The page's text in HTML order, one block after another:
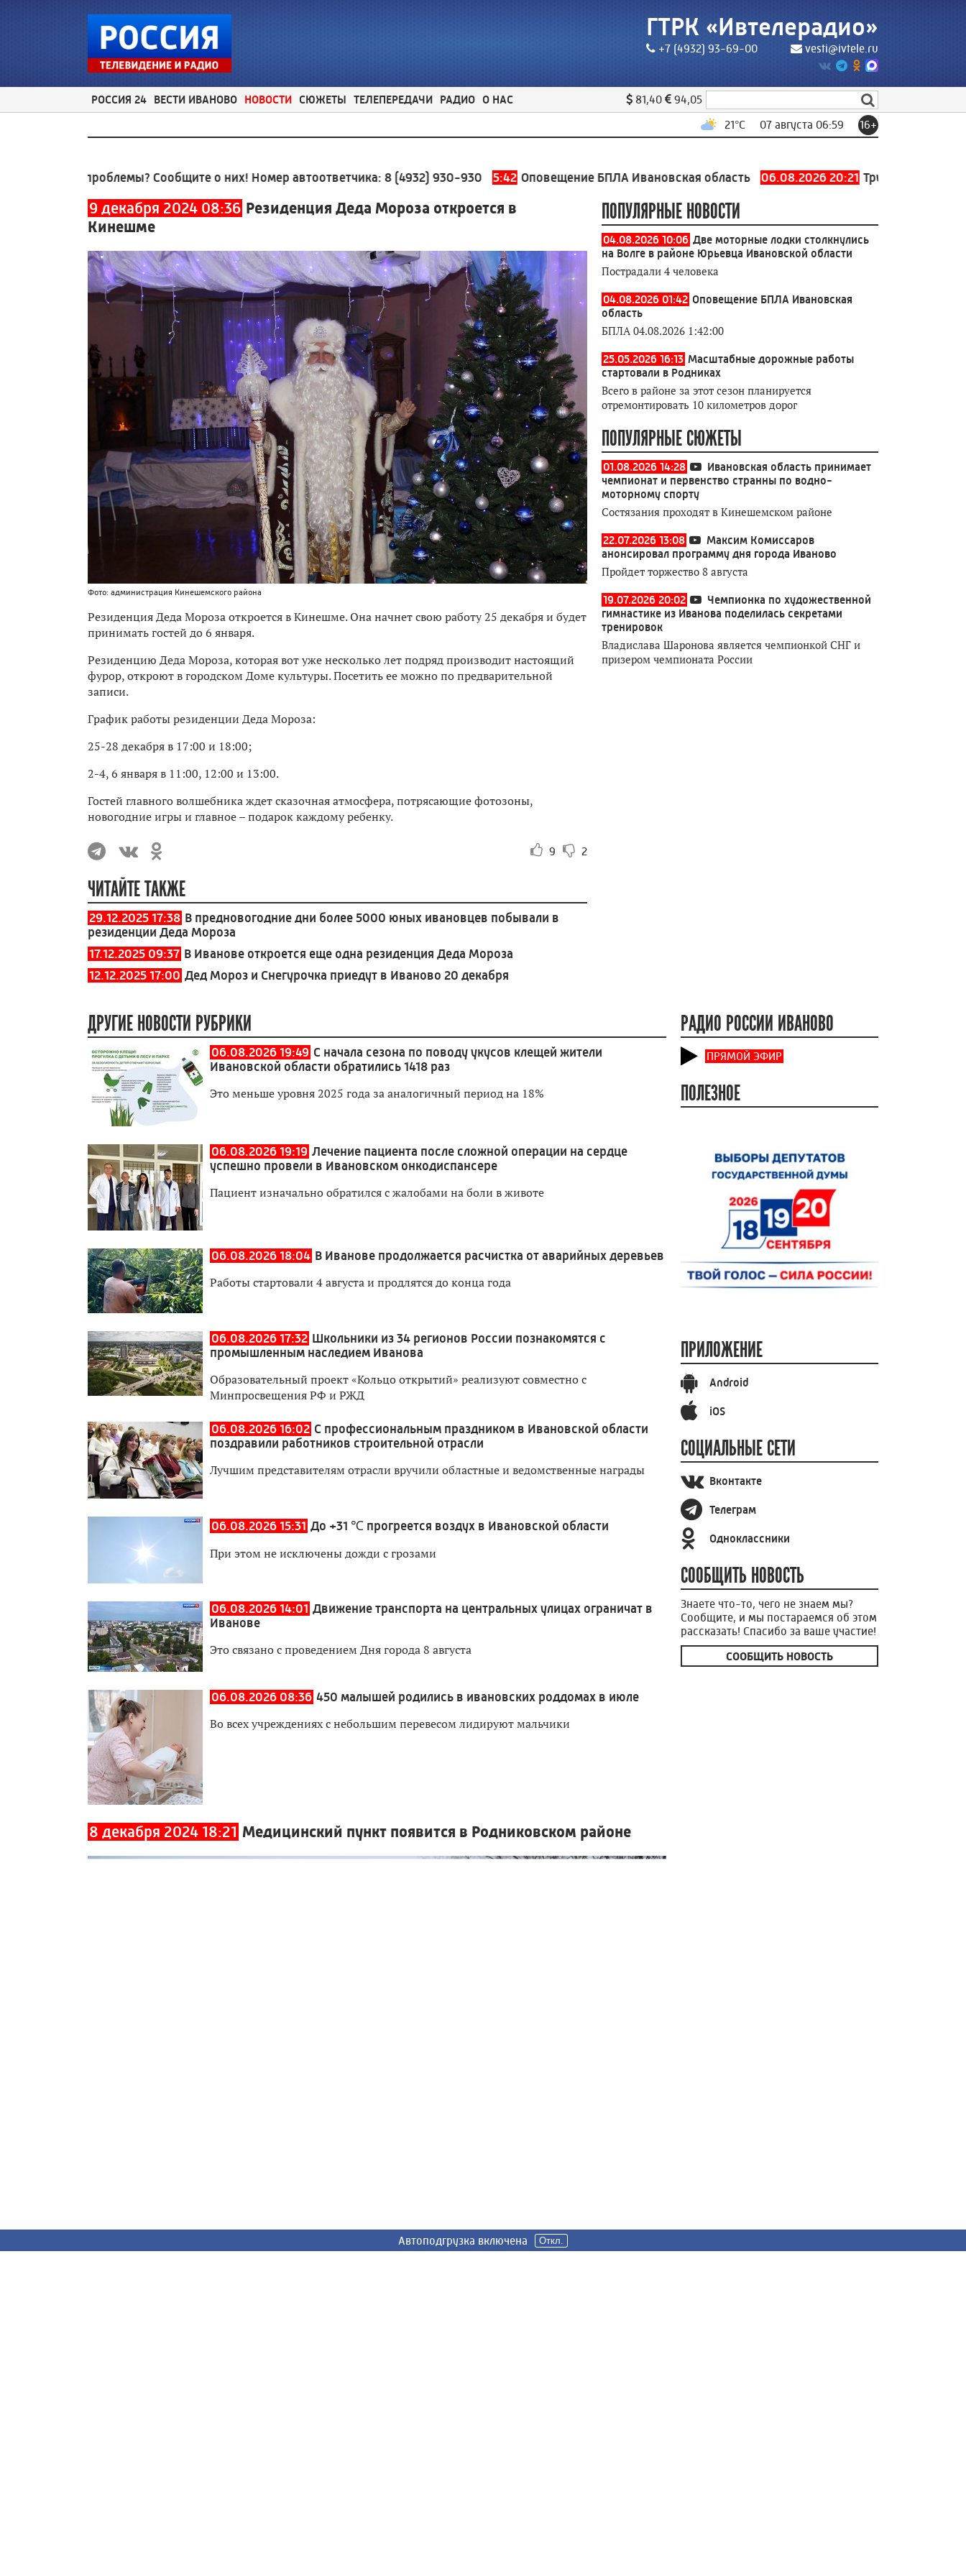
ГТРК «Ивтелерадио»
+7 (4932) 93-69-00 vesti@ivtele.ru
РОССИЯ 24 ВЕСТИ ИВАНОВО НОВОСТИ СЮЖЕТЫ ТЕЛЕПЕРЕДАЧИ РАДИО О НАС 81,40
94,05
21°C 07 августа 06:59 16+
проблемы? Сообщите о них! Номер автоответчика:8 (4932) 930-930 5:42 Оповещение БПЛА Ивановская область 06.08.2026 20:21 Трубопровод холодного
9 декабря 2024 08:36 Резиденция Деда Мороза откроется в
Кинешме
Фото: администрация Кинешемского района
Резиденция Деда Мороза откроется в Кинешме. Она начнет свою работу 25 декабря и будет
принимать гостей до 6 января.
Резиденцию Деда Мороза, которая вот уже несколько лет подряд производит настоящий
фурор, откроют в городском Доме культуры. Посетить ее можно по предварительной
записи.
График работы резиденции Деда Мороза:
25-28 декабря в 17:00 и 18:00;
2-4, 6 января в 11:00, 12:00 и 13:00.
Гостей главного волшебника ждет сказочная атмосфера, потрясающие фотозоны,
новогодние игры и главное – подарок каждому ребенку.
9 2
ЧИТАЙТЕ ТАКЖЕ
29.12.2025 17:38 В предновогодние дни более 5000 юных ивановцев побывали в
резиденции Деда Мороза
17.12.2025 09:37 В Иванове откроется еще одна резиденция Деда Мороза
12.12.2025 17:00 Дед Мороз и Снегурочка приедут в Иваново 20 декабря
ПОПУЛЯРНЫЕ НОВОСТИ
04.08.2026 10:06 Две моторные лодки столкнулись
на Волге в районе Юрьевца Ивановской области
Пострадали 4 человека
04.08.2026 01:42 Оповещение БПЛА Ивановская
область
БПЛА 04.08.2026 1:42:00
25.05.2026 16:13 Масштабные дорожные работы
стартовали в Родниках
Всего в районе за этот сезон планируется
отремонтировать 10 километров дорог
ПОПУЛЯРНЫЕ СЮЖЕТЫ
01.08.2026 14:28
Ивановская область принимает
чемпионат и первенство странны по водно-
моторному спорту
Состязания проходят в Кинешемском районе
22.07.2026 13:08
Максим Комиссаров
анонсировал программу дня города Иваново
Пройдет торжество 8 августа
19.07.2026 20:02
Чемпионка по художественной
гимнастике из Иванова поделилась секретами
тренировок
Владислава Шаронова является чемпионкой СНГ и
призером чемпионата России
ДРУГИЕ НОВОСТИ РУБРИКИ
06.08.2026 19:49 С начала сезона по поводу укусов клещей жители
Ивановской области обратились 1418 раз
Это меньше уровня 2025 года за аналогичный период на 18%
06.08.2026 19:19 Лечение пациента после сложной операции на сердце
успешно провели в Ивановском онкодиспансере
Пациент изначально обратился с жалобами на боли в животе
06.08.2026 18:04 В Иванове продолжается расчистка от аварийных деревьев
Работы стартовали 4 августа и продлятся до конца года
06.08.2026 17:32 Школьники из 34 регионов России познакомятся с
промышленным наследием Иванова
Образовательный проект «Кольцо открытий» реализуют совместно с
Минпросвещения РФ и РЖД
06.08.2026 16:02 С профессиональным праздником в Ивановской области
поздравили работников строительной отрасли
Лучшим представителям отрасли вручили областные и ведомственные награды
06.08.2026 15:31 До +31 ℃ прогреется воздух в Ивановской области
При этом не исключены дожди с грозами
06.08.2026 14:01 Движение транспорта на центральных улицах ограничат в
Иванове
Это связано с проведением Дня города 8 августа
06.08.2026 08:36 450 малышей родились в ивановских роддомах в июле
Во всех учреждениях с небольшим перевесом лидируют мальчики
8 декабря 2024 18:21 Медицинский пункт появится в Родниковском районе
Фото: администрация Родниковского района
РАДИО РОССИИ ИВАНОВО
ПРЯМОЙ ЭФИР
ПОЛЕЗНОЕ
ПРИЛОЖЕНИЕ
Android
iOS
СОЦИАЛЬНЫЕ СЕТИ
Вконтакте
Телеграм
Одноклассники
СООБЩИТЬ НОВОСТЬ
Знаете что-то, чего не знаем мы?
Сообщите, и мы постараемся об этом
рассказать! Спасибо за ваше участие!
СООБЩИТЬ НОВОСТЬ
Автоподгрузка включена Откл.